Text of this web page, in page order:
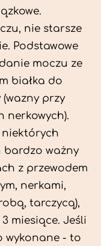
nie starsze
Podstawowe
moczu ze
białka do
przy
nerkowych).
niektórych
bardzo ważny
z przewodem
nerkami,
tarczycą),
miesiące. Jeśli
wykonane - to